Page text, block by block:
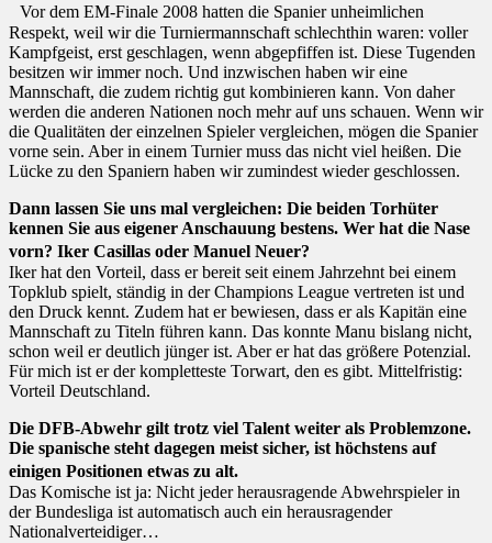
Vor dem EM-Finale 2008 hatten die Spanier unheimlichen
Respekt, weil wir die Turniermannschaft schlechthin waren: voller
Kampfgeist, erst geschlagen, wenn abgepfiffen ist. Diese Tugenden
besitzen wir immer noch. Und inzwischen haben wir eine
Mannschaft, die zudem richtig gut kombinieren kann. Von daher
werden die anderen Nationen noch mehr auf uns schauen. Wenn wir
die Qualitäten der einzelnen Spieler vergleichen, mögen die Spanier
vorne sein. Aber in einem Turnier muss das nicht viel heißen. Die
Lücke zu den Spaniern haben wir zumindest wieder geschlossen.
Dann lassen Sie uns mal vergleichen: Die beiden Torhüter
kennen Sie aus eigener Anschauung bestens. Wer hat die Nase
vorn? Iker Casillas oder Manuel Neuer?
Iker hat den Vorteil, dass er bereit seit einem Jahrzehnt bei einem
Topklub spielt, ständig in der Champions League vertreten ist und
den Druck kennt. Zudem hat er bewiesen, dass er als Kapitän eine
Mannschaft zu Titeln führen kann. Das konnte Manu bislang nicht,
schon weil er deutlich jünger ist. Aber er hat das größere Potenzial.
Für mich ist er der kompletteste Torwart, den es gibt. Mittelfristig:
Vorteil Deutschland.
Die DFB-Abwehr gilt trotz viel Talent weiter als Problemzone.
Die spanische steht dagegen meist sicher, ist höchstens auf
einigen Positionen etwas zu alt.
Das Komische ist ja: Nicht jeder herausragende Abwehrspieler in
der Bundesliga ist automatisch auch ein herausragender
Nationalverteidiger…